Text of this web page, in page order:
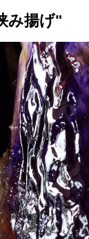
！店探し
み揚げ"